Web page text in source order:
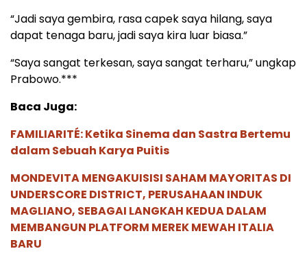
“Jadi saya gembira, rasa capek saya hilang, saya
dapat tenaga baru, jadi saya kira luar biasa.”
“Saya sangat terkesan, saya sangat terharu,” ungkap
Prabowo.***
Baca Juga:
FAMILIARITÉ: Ketika Sinema dan Sastra Bertemu
dalam Sebuah Karya Puitis
MONDEVITA MENGAKUISISI SAHAM MAYORITAS DI
UNDERSCORE DISTRICT, PERUSAHAAN INDUK
MAGLIANO, SEBAGAI LANGKAH KEDUA DALAM
MEMBANGUN PLATFORM MEREK MEWAH ITALIA
BARU